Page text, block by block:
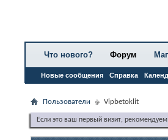
Что нового? Форум
Новые сообщения Справка
Пользователи Vipbetoklit
Если это ваш первый визит, рекомендуем